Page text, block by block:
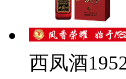
西凤酒